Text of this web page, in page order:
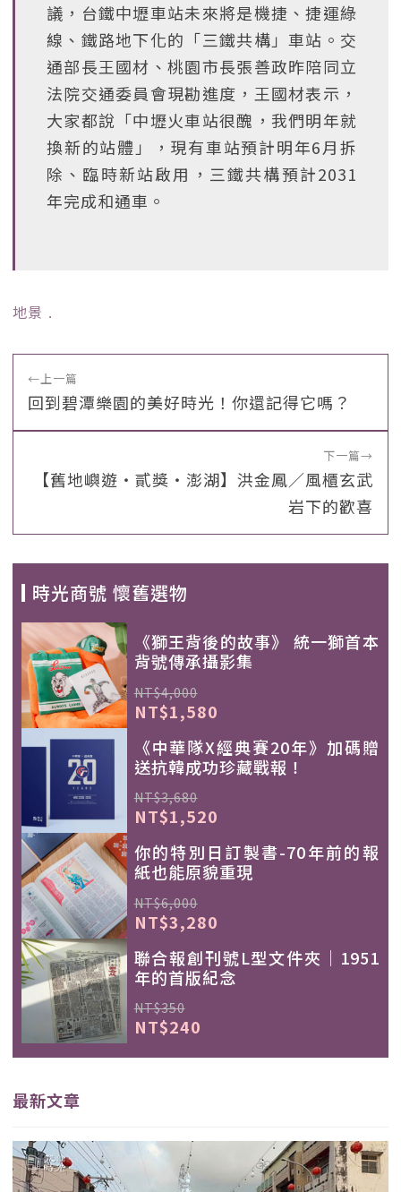
議，台鐵中壢車站未來將是機捷、捷運綠
線、鐵路地下化的「三鐵共構」車站。交
通部長王國材、桃園市長張善政昨陪同立
法院交通委員會現勘進度，王國材表示，
大家都說「中壢火車站很醜，我們明年就
換新的站體」，現有車站預計明年6月拆
除、臨時新站啟用，三鐵共構預計2031
年完成和通車。
地景 ﹒
←上一篇
回到碧潭樂園的美好時光！你還記得它嗎？
下一篇→
【舊地嶼遊‧貳獎‧澎湖】洪金鳳／風櫃玄武
岩下的歡喜
時光商號 懷舊選物
《獅王背後的故事》 統一獅首本
背號傳承攝影集
NT$4,000
NT$1,580
《中華隊X經典賽20年》加碼贈
送抗韓成功珍藏戰報！
NT$3,680
NT$1,520
你的特別日訂製書-70年前的報
紙也能原貌重現
NT$6,000
NT$3,280
聯合報創刊號L型文件夾｜1951
年的首版紀念
NT$350
NT$240
最新文章